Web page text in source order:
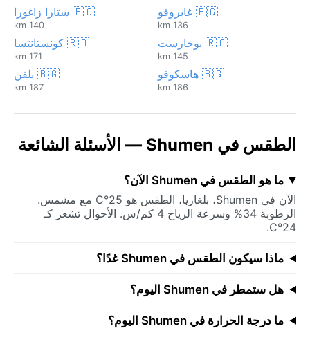
🇧🇬 غابروفو
136 km
🇧🇬 ستارا زاغورا
140 km
🇷🇴 بوخارست
145 km
🇷🇴 كونستانتسا
171 km
🇧🇬 هاسكوفو
186 km
🇧🇬 بلفن
187 km
الطقس في Shumen — الأسئلة الشائعة
ما هو الطقس في Shumen الآن؟
الآن في Shumen، بلغاريا، الطقس هو 25°C مع مشمس.
الرطوبة 34% وسرعة الرياح 4 كم/س. الأحوال تشعر كـ
24°C.
ماذا سيكون الطقس في Shumen غدًا؟
هل ستمطر في Shumen اليوم؟
ما درجة الحرارة في Shumen اليوم؟